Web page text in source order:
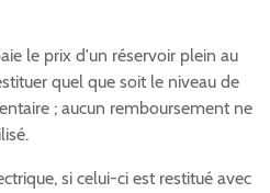
le prix d'un réservoir plein au
quel que soit le niveau de
; aucun remboursement ne
si celui-ci est restitué avec